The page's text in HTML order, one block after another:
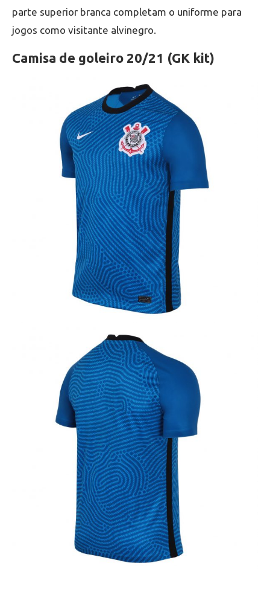
parte superior branca completam o uniforme para
jogos como visitante alvinegro.
Camisa de goleiro 20/21 (GK kit)